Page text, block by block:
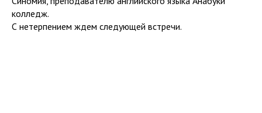
колледж.
С нетерпением ждем следующей встречи.